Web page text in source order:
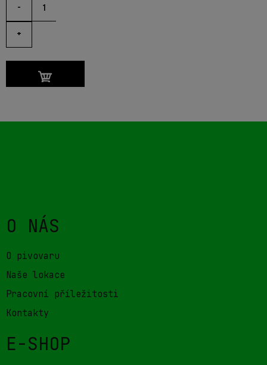
-
+
O NÁS
O pivovaru
Naše lokace
Pracovní příležitosti
Kontakty
E-SHOP